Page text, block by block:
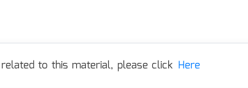
to this material, please click Here